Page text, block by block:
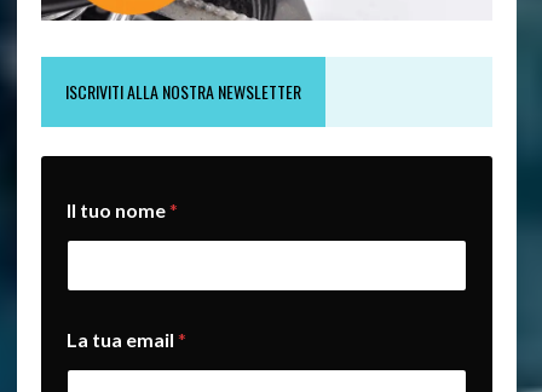
ISCRIVITI ALLA NOSTRA NEWSLETTER
a
*
Il tuo nome*
La tua email *